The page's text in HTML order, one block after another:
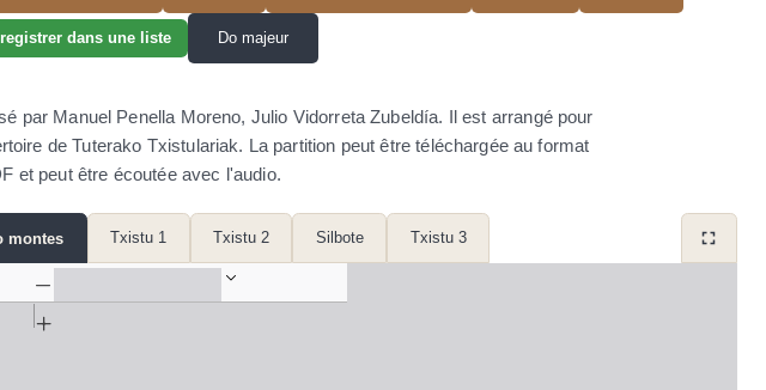
dans une liste Do majeur
par Manuel Penella Moreno, Julio Vidorreta Zubeldía. Il est arrangé pour
de Tuterako Txistulariak. La partition peut être téléchargée au format
et peut être écoutée avec l'audio.
montes Txistu 1 Txistu 2 Silbote Txistu 3